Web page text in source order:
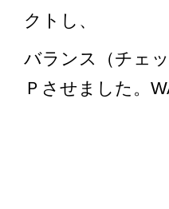
クトし、
バランス（チェ
Ｐさせました。